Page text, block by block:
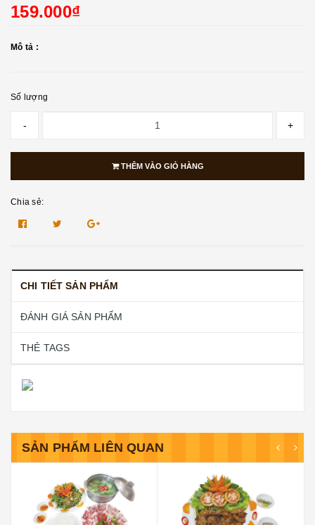
159.000₫
Mô tả :
Số lượng
- +
THÊM VÀO GIỎ HÀNG
Chia sẻ:
CHI TIẾT SẢN PHẨM
ĐÁNH GIÁ SẢN PHẨM
THẺ TAGS
SẢN PHẨM LIÊN QUAN